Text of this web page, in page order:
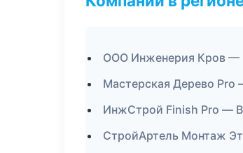
ООО Инженерия Кров —
Мастерская Дерево Pro
ИнжСтрой Finish Pro —
СтройАртель Монтаж